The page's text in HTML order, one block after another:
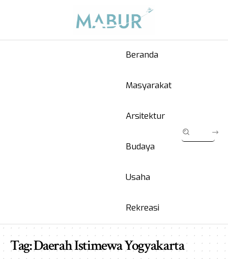
Beranda
Masyarakat
Arsitektur
Budaya
Usaha
Rekreasi
Tag:Daerah Istimewa Yogyakarta